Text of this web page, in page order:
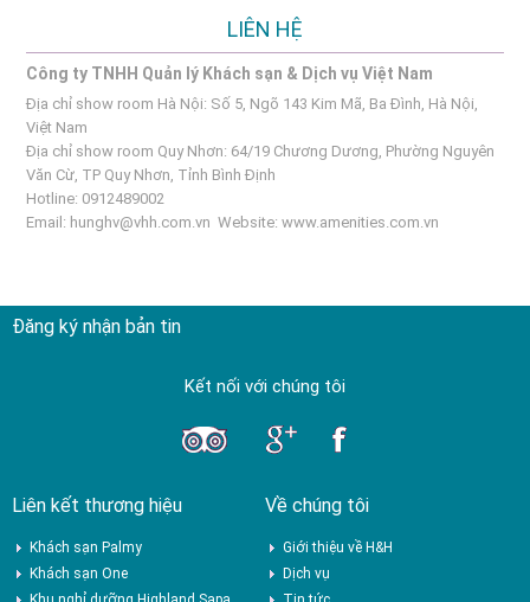
LIÊN HỆ
Công ty TNHH Quản lý Khách sạn & Dịch vụ Việt Nam
Địa chỉ show room Hà Nội: Số 5, Ngõ 143 Kim Mã, Ba Đình, Hà Nội,
Việt Nam
Địa chỉ show room Quy Nhơn: 64/19 Chương Dương, Phường Nguyên
Văn Cừ, TP Quy Nhơn, Tỉnh Bình Định
Hotline: 0912489002
Email: hunghv@vhh.com.vn Website:www.amenities.com.vn
Đăng ký nhận bản tin
Kết nối với chúng tôi
Liên kết thương hiệu
Khách sạn Palmy
Khách sạn One
Về chúng tôi
Giới thiệu về H&H
Dịch vụ